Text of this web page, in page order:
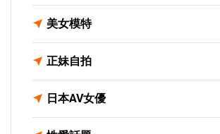
美女模特
正妹自拍
日本AV女優